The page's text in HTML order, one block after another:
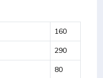
160
290
80